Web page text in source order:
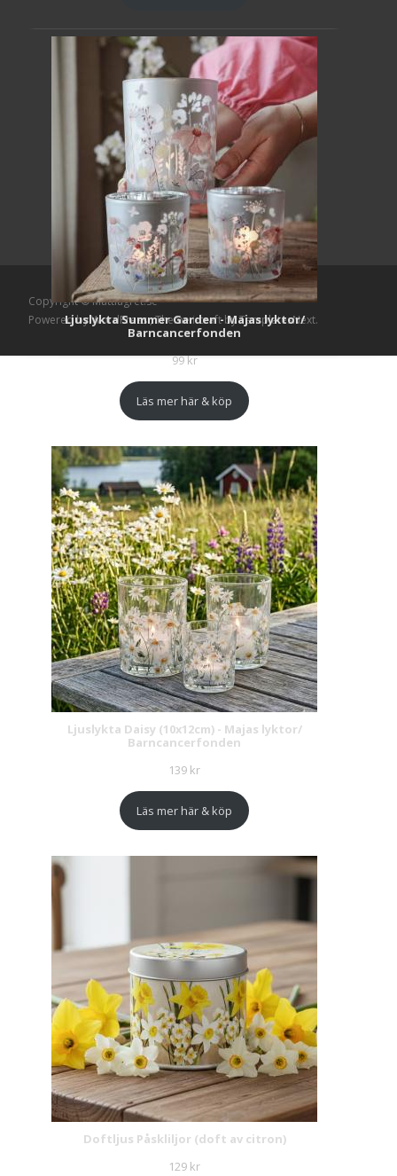
Ljuslykta Summer Garden - Majas lyktor/
Barncancerfonden
99kr
Läs mer här & köp
Ljuslykta Daisy (10x12cm) - Majas lyktor/
Barncancerfonden
139 kr
Läs mer här & köp
Doftljus Påskliljor (doft av citron)
129 kr
Copyright © Mattlagret.se
Powered by WordPress, Themei-craftby TemplatesNext.